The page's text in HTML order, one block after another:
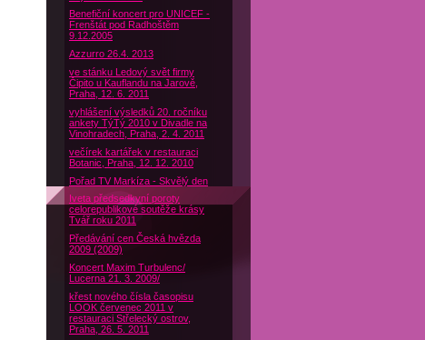
Benefiční koncert pro UNICEF -
Frenštát pod Radhoštěm
9.12.2005
Azzurro 26.4. 2013
ve stánku Ledový svět firmy
Čipito u Kauflandu na Jarově,
Praha, 12. 6. 2011
vyhlášení výsledků 20. ročníku
ankety TýTý 2010 v Divadle na
Vinohradech, Praha, 2. 4. 2011
večírek kartářek v restauraci
Botanic, Praha, 12. 12. 2010
Pořad TV Markíza - Skvělý den
Iveta předsedkyní poroty
celorepublikové soutěže krásy
Tvář roku 2011
Předávání cen Česká hvězda
2009 (2009)
Koncert Maxim Turbulenc/
Lucerna 21. 3. 2009/
křest nového čísla časopisu
LOOK červenec 2011 v
restauraci Střelecký ostrov,
Praha, 26. 5. 2011